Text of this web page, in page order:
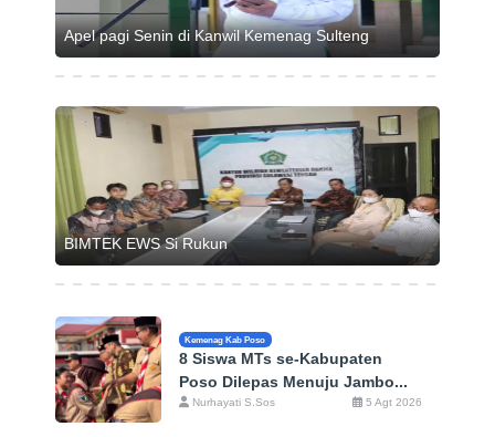
Apel pagi Senin di Kanwil Kemenag Sulteng
BIMTEK EWS Si Rukun
Kemenag Kab Poso
8 Siswa MTs se-Kabupaten
Poso Dilepas Menuju Jambo...
Nurhayati S.Sos 5 Agt 2026